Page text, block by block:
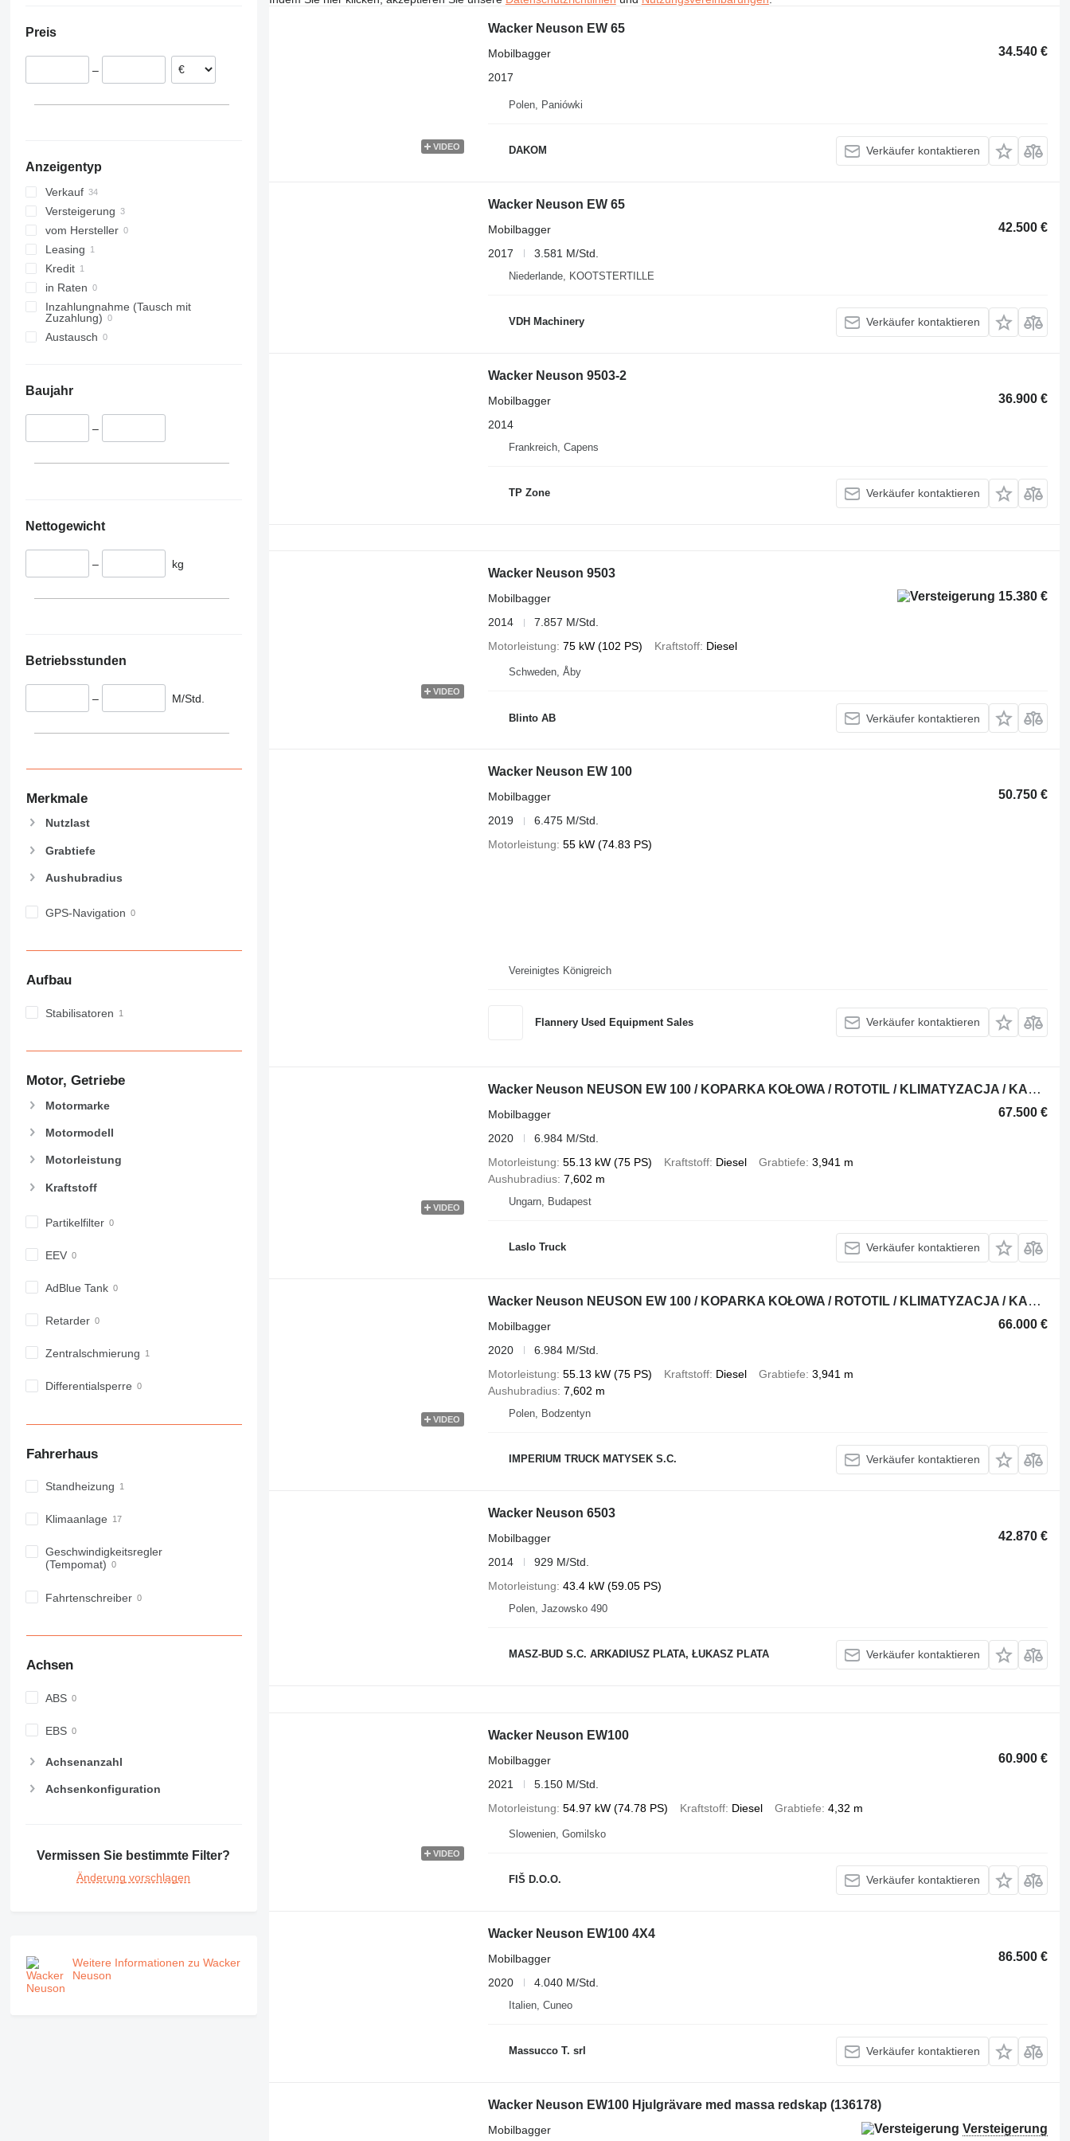
Frankreich
Rumänien
Preis
–
Anzeigentyp
Verkauf
Versteigerung
vom Hersteller
Leasing
Kredit
in Raten
Inzahlungnahme (Tausch mit
Zuzahlung)
Austausch
Baujahr
–
Nettogewicht
– kg
Betriebsstunden
– M/Std.
Merkmale
Nutzlast
Grabtiefe
Aushubradius
GPS-Navigation
Aufbau
Stabilisatoren
Motor, Getriebe
Motormarke
Motormodell
Motorleistung
Kraftstoff
Partikelfilter
EEV
AdBlue Tank
Retarder
Zentralschmierung
Differentialsperre
Fahrerhaus
Standheizung
Klimaanlage
Geschwindigkeitsregler
(Tempomat)
Fahrtenschreiber
Achsen
ABS
EBS
Achsenanzahl
Achsenkonfiguration
Vermissen Sie bestimmte Filter?
Änderung vorschlagen
Weitere Informationen zu Wacker
Neuson
VIDEO
Wacker Neuson EW 65
34.540 €
Mobilbagger
2017
Polen, Paniówki
DAKOM Verkäufer kontaktieren
Wacker Neuson EW 65
42.500 €
Mobilbagger
2017
3.581 M/Std.
Niederlande, KOOTSTERTILLE
VDH Machinery Verkäufer kontaktieren
Wacker Neuson 9503-2
36.900 €
Mobilbagger
2014
Frankreich, Capens
TP Zone Verkäufer kontaktieren
VIDEO
Wacker Neuson 9503
15.380 €
Mobilbagger
2014
7.857 M/Std.
Motorleistung 75 kW (102 PS) Kraftstoff Diesel
Schweden, Åby
Blinto AB Verkäufer kontaktieren
Wacker Neuson EW 100
50.750 €
Mobilbagger
2019
6.475 M/Std.
Motorleistung 55 kW (74.83 PS)
Vereinigtes Königreich
Flannery Used Equipment Sales Verkäufer kontaktieren
VIDEO
Wacker Neuson NEUSON EW 100 / KOPARKA KOŁOWA / ROTOTIL / KLIMATYZACJA / KAMERA
67.500 €
Mobilbagger
2020
6.984 M/Std.
Motorleistung 55.13 kW (75 PS) Kraftstoff Diesel Grabtiefe 3,941 m
Aushubradius 7,602 m
Ungarn, Budapest
Laslo Truck Verkäufer kontaktieren
VIDEO
Wacker Neuson NEUSON EW 100 / KOPARKA KOŁOWA / ROTOTIL / KLIMATYZACJA / KAMERA
66.000 €
Mobilbagger
2020
6.984 M/Std.
Motorleistung 55.13 kW (75 PS) Kraftstoff Diesel Grabtiefe 3,941 m
Aushubradius 7,602 m
Polen, Bodzentyn
IMPERIUM TRUCK MATYSEK S.C. Verkäufer kontaktieren
Wacker Neuson 6503
42.870 €
Mobilbagger
2014
929 M/Std.
Motorleistung 43.4 kW (59.05 PS)
Polen, Jazowsko 490
MASZ-BUD S.C. ARKADIUSZ PLATA, ŁUKASZ PLATA Verkäufer kontaktieren
VIDEO
Wacker Neuson EW100
60.900 €
Mobilbagger
2021
5.150 M/Std.
Motorleistung 54.97 kW (74.78 PS) Kraftstoff Diesel Grabtiefe 4,32 m
Slowenien, Gomilsko
FIŠ D.O.O. Verkäufer kontaktieren
Wacker Neuson EW100 4X4
86.500 €
Mobilbagger
2020
4.040 M/Std.
Italien, Cuneo
Massucco T. srl Verkäufer kontaktieren
Wacker Neuson EW100 Hjulgrävare med massa redskap (136178)
Versteigerung
Mobilbagger